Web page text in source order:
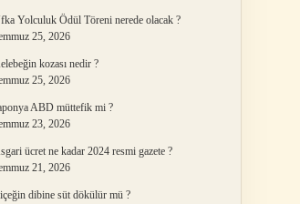
Yolculuk Ödül Töreni nerede olacak ?
25, 2026
kozası nedir ?
25, 2026
ABD müttefik mi ?
23, 2026
ücret ne kadar 2024 resmi gazete ?
21, 2026
dibine süt dökülür mü ?